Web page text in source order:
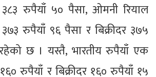
३८३ रुपैयाँ ५० पैसा, ओमनी रियाल
रुपैयाँ ९६ पैसा र बिक्रीदर ३७५
छ । यस्तै, भारतीय रुपैयाँ एक
रुपैयाँ र बिक्रीदर १६० रुपैयाँ १५